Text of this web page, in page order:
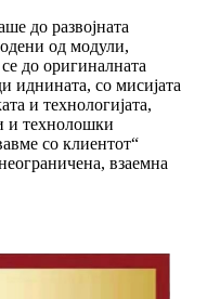
до развојната
од модули,
до оригиналната
иднината, со мисијата
и технологијата,
и технолошки
со клиентот“
взаемна